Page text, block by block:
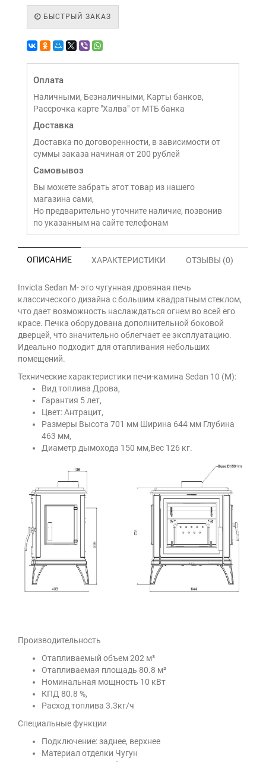
БЫСТРЫЙ ЗАКАЗ
Оплата
Наличными, Безналичными, Карты банков,
Рассрочка карте "Халва" от МТБ банка
Доставка
Доставка по договоренности, в зависимости от
суммы заказа начиная от 200 рублей
Самовывоз
Вы можете забрать этот товар из нашего
магазина сами,
Но предварительно уточните наличие, позвонив
по указанным на сайте телефонам
ОПИСАНИЕ ХАРАКТЕРИСТИКИ ОТЗЫВЫ (0)
Invicta Sedan M- это чугунная дровяная печь
классического дизайна с большим квадратным стеклом,
что дает возможность наслаждаться огнем во всей его
красе. Печка оборудована дополнительной боковой
дверцей, что значительно облегчает ее эксплуатацию.
Идеально подходит для отапливания небольших
помещений.
Технические характеристики печи-камина Sedan 10 (M):
Вид топлива Дрова,
Гарантия 5 лет,
Цвет: Антрацит,
Размеры Высота 701 мм Ширина 644 мм Глубина
463 мм,
Диаметр дымохода 150 мм,Вес 126 кг.
Производительность
Отапливаемый объем 202 м³
Отапливаемая площадь 80.8 м²
Номинальная мощность 10 кВт
КПД 80.8 %,
Расход топлива 3.3кг/ч
Специальные функции
Подключение: заднее, верхнее
Материал отделки Чугун